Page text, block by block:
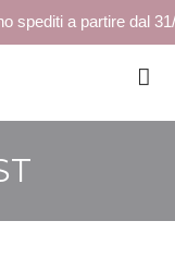
spediti a partire dal